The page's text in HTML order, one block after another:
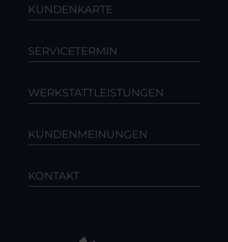
KUNDENKARTE
SERVICETERMIN
WERKSTATTLEISTUNGEN
KUNDENMEINUNGEN
KONTAKT